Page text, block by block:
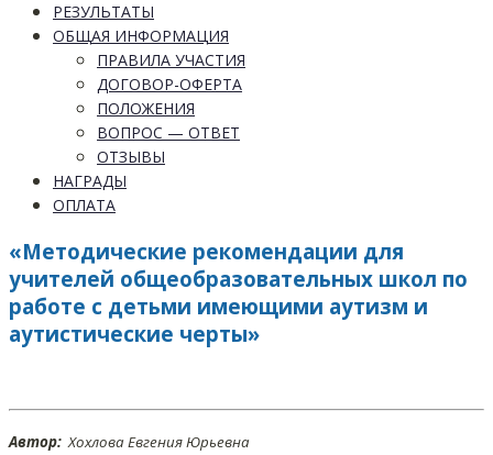
РЕЗУЛЬТАТЫ
ОБЩАЯ ИНФОРМАЦИЯ
ПРАВИЛА УЧАСТИЯ
ДОГОВОР-ОФЕРТА
ПОЛОЖЕНИЯ
ВОПРОС — ОТВЕТ
ОТЗЫВЫ
НАГРАДЫ
ОПЛАТА
«Методические рекомендации для
учителей общеобразовательных школ по
работе с детьми имеющими аутизм и
аутистические черты»
Автор: Хохлова Евгения Юрьевна